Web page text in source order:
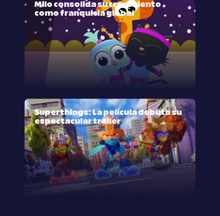
Milo consolida su crecimiento
como franquicia global
Superthings: La película debuta su
espectacular trailer